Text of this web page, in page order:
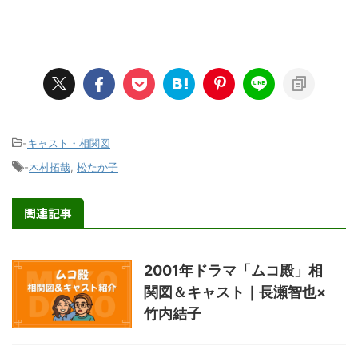
-キャスト・相関図
-木村拓哉 松たか子
関連記事
2001年ドラマ「ムコ殿」相
関図＆キャスト｜長瀬智也×
竹内結子